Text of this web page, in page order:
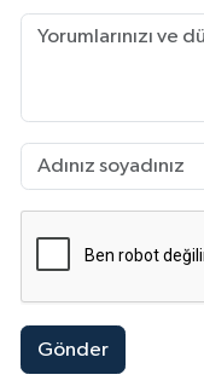
Gönder